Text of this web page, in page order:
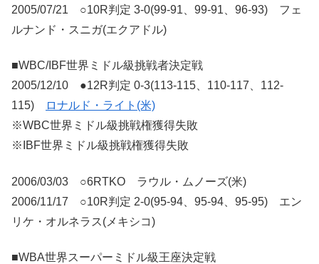
2005/07/21 ○10R判定 3-0(99-91、99-91、96-93) フェ
ルナンド・スニガ(エクアドル)
■WBC/IBF世界ミドル級挑戦者決定戦
2005/12/10 ●12R判定 0-3(113-115、110-117、112-
115)
ロナルド・ライト(米)
※WBC世界ミドル級挑戦権獲得失敗
※IBF世界ミドル級挑戦権獲得失敗
2006/03/03 ○6RTKO ラウル・ムノーズ(米)
2006/11/17 ○10R判定 2-0(95-94、95-94、95-95) エン
リケ・オルネラス(メキシコ)
■WBA世界スーパーミドル級王座決定戦